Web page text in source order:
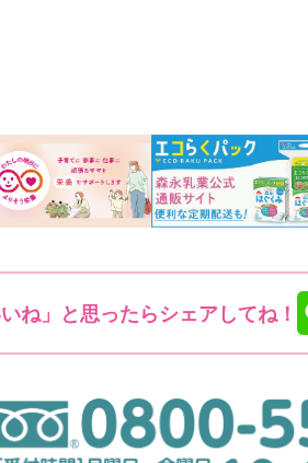
いね」と思ったらシェアしてね！